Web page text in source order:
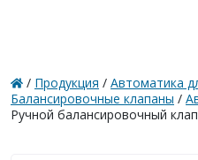
/ Продукция / Автоматика
Балансировочные клапаны /
Ручной балансировочный